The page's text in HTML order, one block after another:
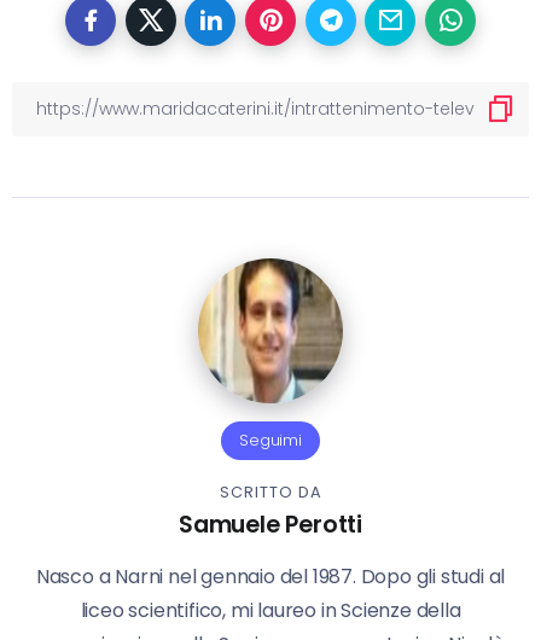
Seguimi
SCRITTO DA
Samuele Perotti
Nasco a Narni nel gennaio del 1987. Dopo gli studi al
liceo scientifico, mi laureo in Scienze della